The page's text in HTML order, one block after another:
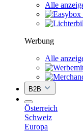
Alle
Werbung
Alle
B2B
Österreich
Schweiz
Europa